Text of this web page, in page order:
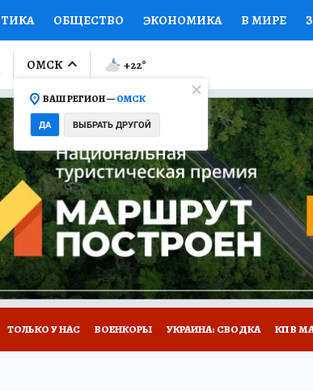
ОБЩЕСТВО ЭКОНОМИКА В МИРЕ
ПРОИСШЕСТВИЯ
ОТКРЫВАЕМ МИР СЕМЬЯ
ПРОМОКОДЫ СЕРИАЛЫ СПЕЦПРОЕКТЫ
КОЛЛЕКЦИИ КОНКУРСЫ РАБОТА У
САЙТЕ
ОМСК
ВАШ РЕГИОН —ОМСК
ДА ВЫБРАТЬ ДРУГОЙ
+22°
ТОЛЬКО У НАС ВОЕНКОРЫ УКРАИНА: СВОДКА КП В